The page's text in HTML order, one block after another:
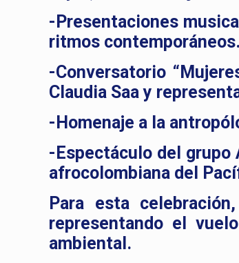
-Presentaciones
ritmos contemporáneos.
-Conversatorio
Claudia Saa y
-Homenaje a la
-Espectáculo del grupo
afrocolombiana del
Para esta
representando el
ambiental.